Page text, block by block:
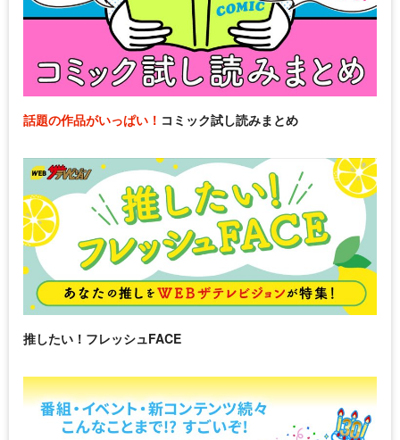
話題の作品がいっぱい！ コミック試し読みまとめ
推したい！フレッシュFACE